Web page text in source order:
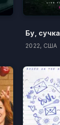
Бу, сучка
2022, США